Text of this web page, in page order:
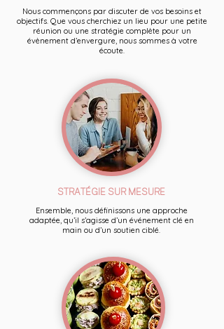
Nous commençons par discuter de vos besoins et
objectifs. Que vous cherchiez un lieu pour une petite
réunion ou une stratégie complète pour un
évènement d’envergure, nous sommes à votre
écoute.
STRATÉGIE SUR MESURE
Ensemble, nous définissons une approche
adaptée, qu’il s’agisse d’un événement clé en
main ou d’un soutien ciblé.